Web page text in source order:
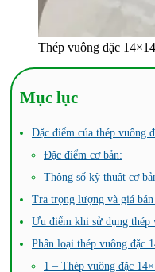
Thép vuông đặc 14×14
Mục lục
Đặc điểm của thép vuông
Đặc điểm cơ bản:
Thông số kỹ thuật cơ
Tra trọng lượng và giá
Ưu điểm khi sử dụng thép
Phân loại thép vuông đặc
1 – Thép vuông đặc